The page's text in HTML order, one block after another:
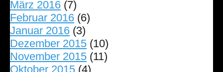
März 2016 (7)
Februar 2016 (6)
Januar 2016 (3)
Dezember 2015 (10)
November 2015 (11)
Oktober 2015 (4)